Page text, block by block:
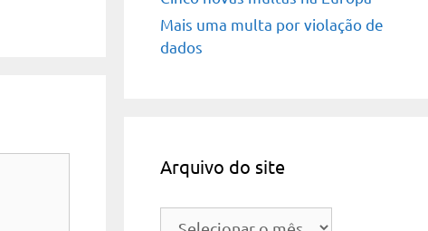
Mais uma multa por violação de
dados
Arquivo do site
Arquivo